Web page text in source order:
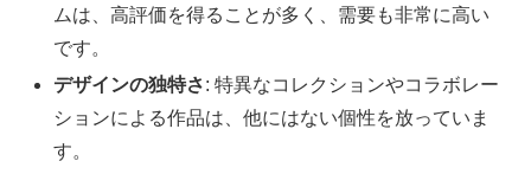
ムは、高評価を得ることが多く、需要も非常に高い
です。
デザインの独特さ: 特異なコレクションやコラボレー
ションによる作品は、他にはない個性を放っていま
す。